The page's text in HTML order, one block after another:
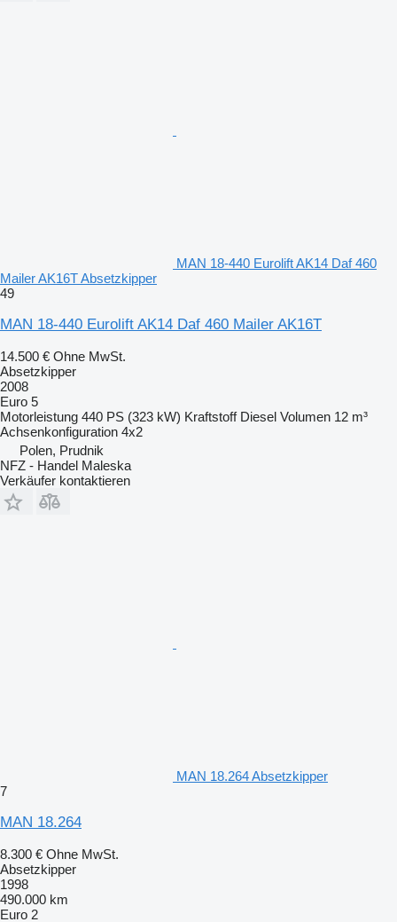
MAN 18-440 Eurolift AK14 Daf 460
Mailer AK16T Absetzkipper
49
MAN 18-440 Eurolift AK14 Daf 460 Mailer AK16T
14.500 € Ohne MwSt.
Absetzkipper
2008
Euro 5
Motorleistung 440 PS (323 kW) Kraftstoff Diesel Volumen 12 m³
Achsenkonfiguration 4x2
Polen, Prudnik
NFZ - Handel Maleska
Verkäufer kontaktieren
MAN 18.264 Absetzkipper
7
MAN 18.264
8.300 € Ohne MwSt.
Absetzkipper
1998
490.000 km
Euro 2